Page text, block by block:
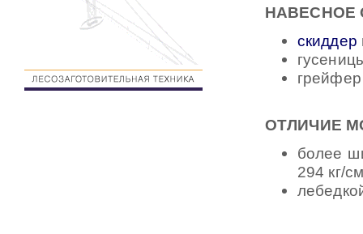
НАВЕСНОЕ
скиддер
грейфер
ОТЛИЧИЕ
более
294 кг/